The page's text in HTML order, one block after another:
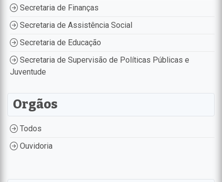
Secretaria de Finanças
Secretaria de Assistência Social
Secretaria de Educação
Secretaria de Supervisão de Políticas Públicas e
Juventude
Orgãos
Todos
Ouvidoria